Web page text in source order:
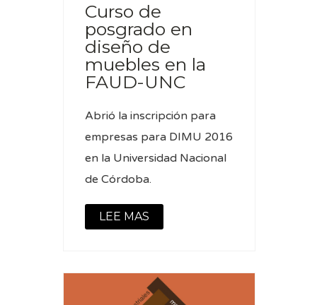
Curso de
posgrado en
diseño de
muebles en la
FAUD-UNC
Abrió la inscripción para
empresas para DIMU 2016
en la Universidad Nacional
de Córdoba.
LEE MAS